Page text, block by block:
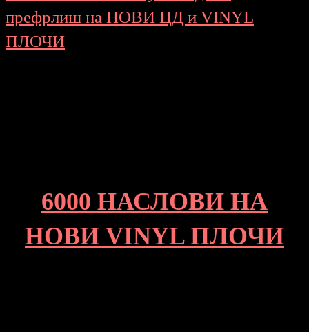
префрлиш на НОВИ ЦД и VINYL
ПЛОЧИ
6000 НАСЛОВИ НА
НОВИ VINYL ПЛОЧИ